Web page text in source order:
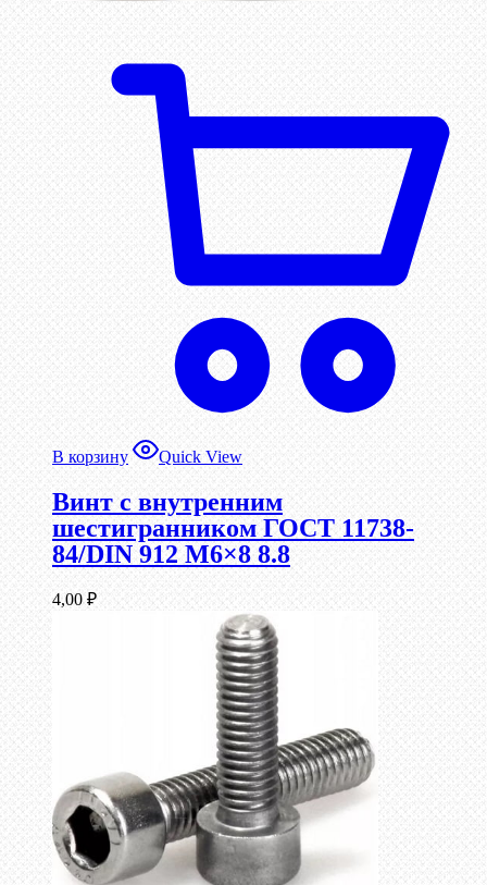
В корзину Quick View
Винт c внутренним
шестигранником ГОСТ 11738-
84/DIN 912 М6×8 8.8
4,00 ₽